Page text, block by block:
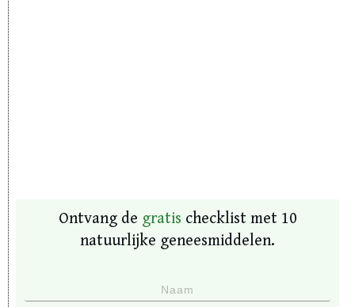
Ontvang de gratis checklist met 10
natuurlijke geneesmiddelen.